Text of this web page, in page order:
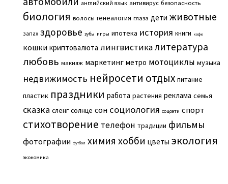
английский язык антивирус безопасность
биология волосы генеалогия глаза дети животные
запах здоровье зубы игры ипотека история книги кофе
кошки криптовалюта лингвистикалитература
любовь макияж маркетинг метро мотоциклы музыка
недвижимость нейросети отдых питание
пластик праздники работа растения реклама семья
сказка сленг солнце сон социология соцсети спорт
стихотворение телефон традиции фильмы
фотографии футбол химия хобби цветы экология
экономика